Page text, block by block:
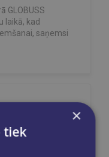
GLOBUSS
laikā, kad
saņemsi
×
tiek